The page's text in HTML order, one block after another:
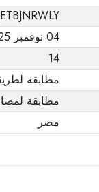
04 نوفمبر 2025
14
مطابقة
مطابقة
مصر